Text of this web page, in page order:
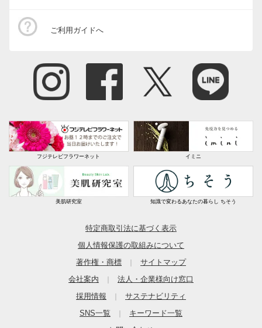
ご利用ガイドへ
フジテレビフラワーネット イミニ
美肌研究室 知識で変わるあなたの暮らし ちそう
特定商取引法に基づく表示
個人情報保護の取組みについて
著作権・商標
｜
サイトマップ
会社案内
｜
法人・企業様向け窓口
採用情報
｜
サステナビリティ
SNS一覧
｜
キーワード一覧